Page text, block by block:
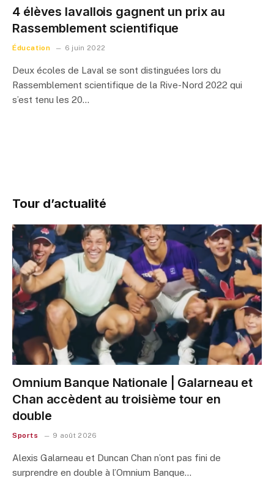
4 élèves lavallois gagnent un prix au
Rassemblement scientifique
Éducation 6 juin 2022
Deux écoles de Laval se sont distinguées lors du
Rassemblement scientifique de la Rive-Nord 2022 qui
s’est tenu les 20…
Tour d’actualité
Omnium Banque Nationale | Galarneau et
Chan accèdent au troisième tour en
double
Sports 9 août 2026
Alexis Galarneau et Duncan Chan n’ont pas fini de
surprendre en double à l’Omnium Banque…